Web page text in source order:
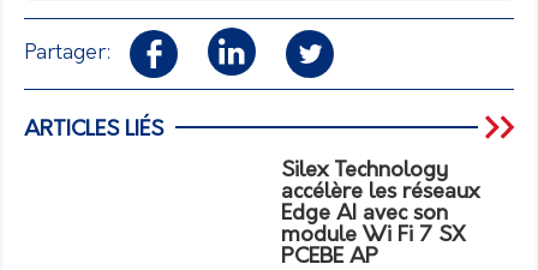
Partager:
ARTICLES LIÉS
Silex Technology
accélère les réseaux
Edge AI avec son
module Wi Fi 7 SX
PCEBE AP